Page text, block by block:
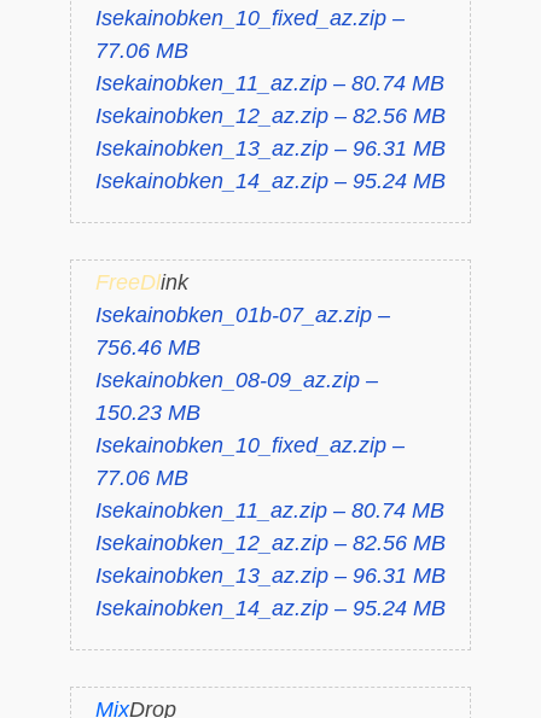
Isekainobken_10_fixed_az.zip –
77.06 MB
Isekainobken_11_az.zip – 80.74 MB
Isekainobken_12_az.zip – 82.56 MB
Isekainobken_13_az.zip – 96.31 MB
Isekainobken_14_az.zip – 95.24 MB
FreeDlink
Isekainobken_01b-07_az.zip –
756.46 MB
Isekainobken_08-09_az.zip –
150.23 MB
Isekainobken_10_fixed_az.zip –
77.06 MB
Isekainobken_11_az.zip – 80.74 MB
Isekainobken_12_az.zip – 82.56 MB
Isekainobken_13_az.zip – 96.31 MB
Isekainobken_14_az.zip – 95.24 MB
MixDrop